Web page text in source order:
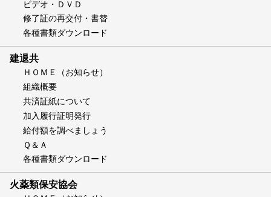
ビデオ・ＤＶＤ
修了証の再交付・書替
各種書類ダウンロード
建退共
ＨＯＭＥ（お知らせ）
組織概要
共済証紙について
加入履行証明発行
給付額を調べましょう
Ｑ＆Ａ
各種書類ダウンロード
火薬類保安協会